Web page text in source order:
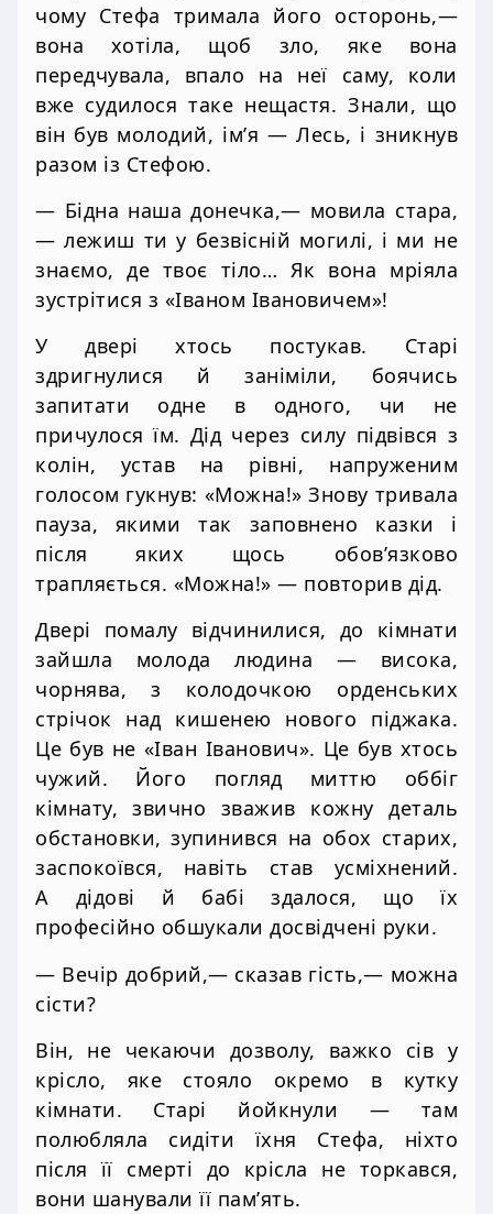
чому Стефа тримала його осторонь,—
вона хотіла, щоб зло, яке вона
передчувала, впало на неї саму, коли
вже судилося таке нещастя. Знали, що
він був молодий, ім’я — Лесь, і зникнув
разом із Стефою.
— Бідна наша донечка,— мовила стара,
— лежиш ти у безвісній могилі, і ми не
знаємо, де твоє тіло… Як вона мріяла
зустрітися з «Іваном Івановичем»!
У двері хтось постукав. Старі
здригнулися й заніміли, боячись
запитати одне в одного, чи не
причулося їм. Дід через силу підвівся з
колін, устав на рівні, напруженим
голосом гукнув: «Можна!» Знову тривала
пауза, якими так заповнено казки і
після яких щось обов’язково
трапляється. «Можна!» — повторив дід.
Двері помалу відчинилися, до кімнати
зайшла молода людина — висока,
чорнява, з колодочкою орденських
стрічок над кишенею нового піджака.
Це був не «Іван Іванович». Це був хтось
чужий. Його погляд миттю оббіг
кімнату, звично зважив кожну деталь
обстановки, зупинився на обох старих,
заспокоївся, навіть став усміхнений.
А дідові й бабі здалося, що їх
професійно обшукали досвідчені руки.
— Вечір добрий,— сказав гість,— можна
сісти?
Він, не чекаючи дозволу, важко сів у
крісло, яке стояло окремо в кутку
кімнати. Старі йойкнули — там
полюбляла сидіти їхня Стефа, ніхто
після її смерті до крісла не торкався,
вони шанували її пам’ять.